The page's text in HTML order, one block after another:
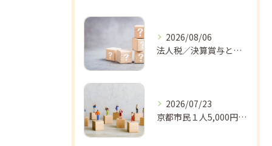
2026/08/06
法人税／決算賞与と社会保険料
2026/07/23
京都市民１人5,000円分！「京都ポイント（きょうぽ）」が8/1からスタート